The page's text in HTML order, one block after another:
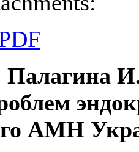
АМН